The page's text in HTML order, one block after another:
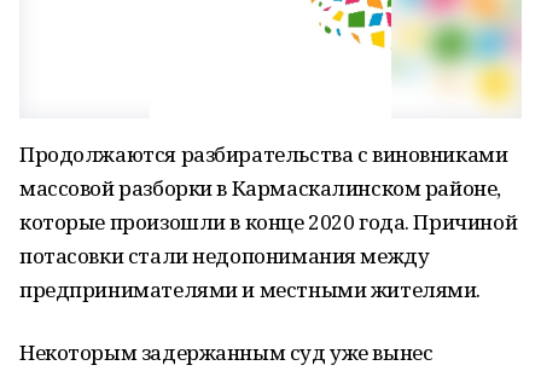
Продолжаются разбирательства с виновниками
массовой разборки в Кармаскалинском районе,
которые произошли в конце 2020 года. Причиной
потасовки стали недопонимания между
предпринимателями и местными жителями.
Некоторым задержанным суд уже вынес